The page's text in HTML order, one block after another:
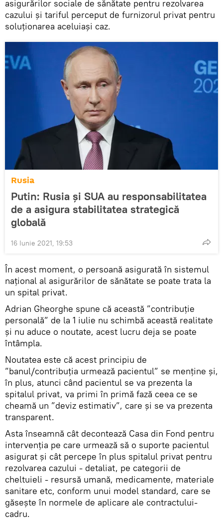
asigurărilor sociale de sănătate pentru rezolvarea
cazului și tariful perceput de furnizorul privat pentru
soluționarea aceluiași caz.
Rusia
Putin: Rusia și SUA au responsabilitatea
de a asigura stabilitatea strategică
globală
16 Iunie 2021, 19:53
În acest moment, o persoană asigurată în sistemul
național al asigurărilor de sănătate se poate trata la
un spital privat.
Adrian Gheorghe spune că această ”contribuție
personală” de la 1 iulie nu schimbă această realitate
și nu aduce o noutate, acest lucru deja se poate
întâmpla.
Noutatea este că acest principiu de
”banul/contribuția urmează pacientul” se menține și,
în plus, atunci când pacientul se va prezenta la
spitalul privat, va primi în primă fază ceea ce se
cheamă un ”deviz estimativ”, care și se va prezenta
transparent.
Asta înseamnă cât decontează Casa din Fond pentru
intervenția pe care urmează să o suporte pacientul
asigurat și cât percepe în plus spitalul privat pentru
rezolvarea cazului - detaliat, pe categorii de
cheltuieli - resursă umană, medicamente, materiale
sanitare etc, conform unui model standard, care se
găsește în normele de aplicare ale contractului-
cadru.